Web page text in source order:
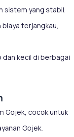
sistem yang stabil.
biaya terjangkau,
dan kecil di berbagai
Gojek, cocok untuk
Gojek.